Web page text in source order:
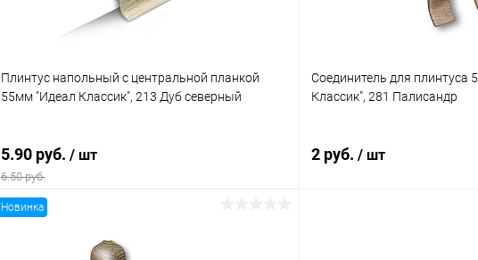
Плинтус напольный с центральной планкой
55мм "Идеал Классик", 213 Дуб северный
5.90 руб. / шт
6.50 руб.
Соединитель для плинтуса
Классик", 281 Палисандр
2 руб. / шт
Новинка